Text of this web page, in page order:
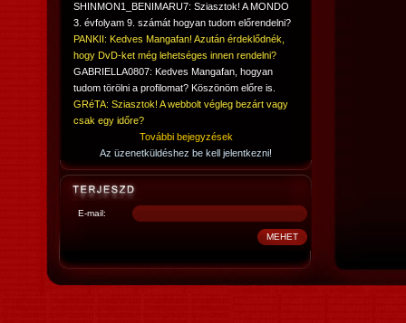
SHINMON1_BENIMARU7: Sziasztok! A MONDO
3. évfolyam 9. számát hogyan tudom előrendelni?
PANKII: Kedves Mangafan! Azután érdeklődnék,
hogy DvD-ket még lehetséges innen rendelni?
GABRIELLA0807: Kedves Mangafan, hogyan
tudom törölni a profilomat? Köszönöm előre is.
GRéTA: Sziasztok! A webbolt végleg bezárt vagy
csak egy időre?
További bejegyzések
Az üzenetküldéshez be kell jelentkezni!
E-mail: